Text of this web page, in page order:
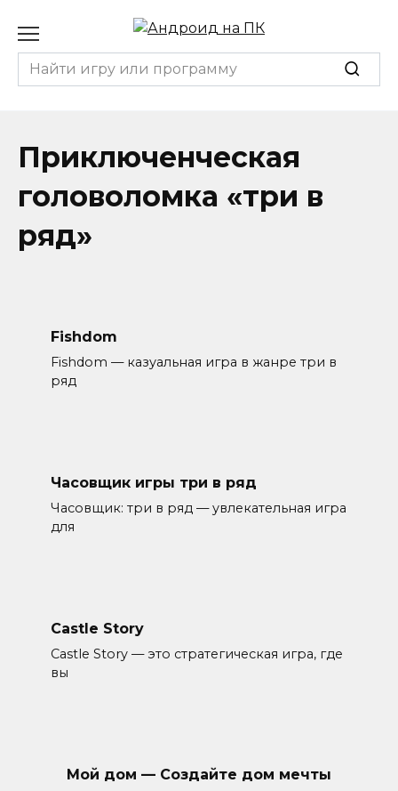
содержанию
Search
for:
Приключенческая
головоломка «три в
ряд»
Fishdom
Fishdom — казуальная игра в жанре три в
ряд
Часовщик игры три в ряд
Часовщик: три в ряд — увлекательная игра
для
Castle Story
Castle Story — это стратегическая игра, где
вы
Мой дом — Создайте дом мечты